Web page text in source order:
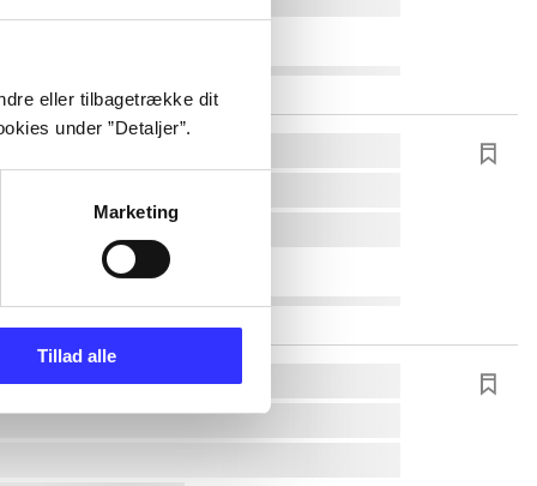
eller tilbagetrække dit
under ”Detaljer”.
Marketing
Tillad alle